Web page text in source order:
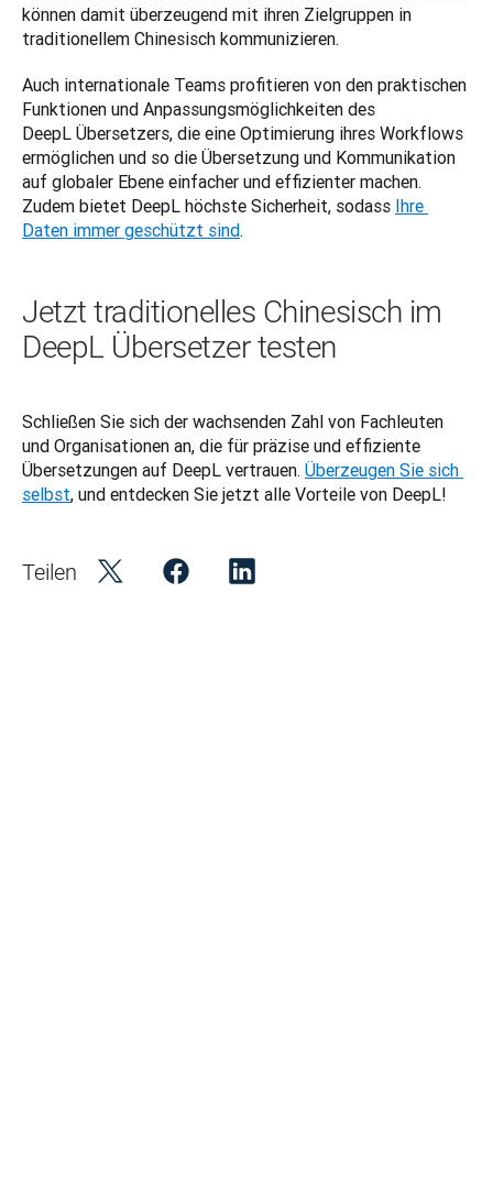
können damit überzeugend mit ihren Zielgruppen in
traditionellem Chinesisch kommunizieren.
Auch internationale Teams profitieren von den praktischen
Funktionen und Anpassungsmöglichkeiten des
DeepL Übersetzers, die eine Optimierung ihres Workflows
ermöglichen und so die Übersetzung und Kommunikation
auf globaler Ebene einfacher und effizienter machen.
Zudem bietet DeepL höchste Sicherheit, sodass Ihre
Daten immer geschützt sind.
Jetzt traditionelles Chinesisch im
DeepL Übersetzer testen
Schließen Sie sich der wachsenden Zahl von Fachleuten
und Organisationen an, die für präzise und effiziente
Übersetzungen auf DeepL vertrauen. Überzeugen Sie sich
selbst, und entdecken Sie jetzt alle Vorteile von DeepL!
Teilen